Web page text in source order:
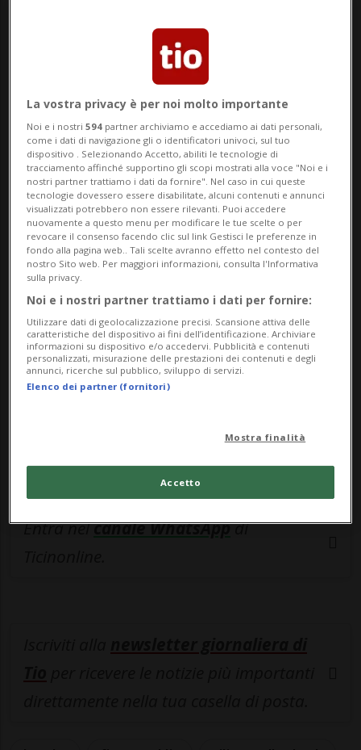
WASHINGTON - Le più grandi banche
statunitensi sarebbero pronte a unire le
forze in una cordata per salvare First
Republic. La banca regionale statunitense
è tra quelle più in bilico dopo il fallimento
di Silicon Valley Bank e le...
🔐 Sblocca il nostro archivio
esclusivo!
Sottoscrivi un abbonamentoArchivioper
leggere questo articolo, oppure scegli
MyTioAboper accedere all'archivio e
Entra nelcanale WhatsAppdi
La vostra privacy è per noi molto importante
Noi e i nostri594 partner archiviamo e accediamo ai dati personali,
come i dati di navigazione gli o identificatori univoci, sul tuo
dispositivo . Selezionando Accetto, abiliti le tecnologie di
tracciamento affinché supportino gli scopi mostrati alla voce "Noi e i
nostri partner trattiamo i dati da fornire". Nel caso in cui queste
tecnologie dovessero essere disabilitate, alcuni contenuti e annunci
visualizzati potrebbero non essere rilevanti. Puoi accedere
nuovamente a questo menu per modificare le tue scelte o per
revocare il consenso facendo clic sul link Gestisci le preferenze in
fondo alla pagina web.. Tali scelte avranno effetto nel contesto del
nostro Sito web. Per maggiori informazioni, consulta l'Informativa
sulla privacy.
Noi e i nostri partner trattiamo i dati per fornire:
Utilizzare dati di geolocalizzazione precisi. Scansione attiva delle
caratteristiche del dispositivo ai fini dell’identificazione. Archiviare
informazioni su dispositivo e/o accedervi. Pubblicità e contenuti
personalizzati, misurazione delle prestazioni dei contenuti e degli
annunci, ricerche sul pubblico, sviluppo di servizi.
Elenco dei partner (fornitori)
Mostra finalità
Accetto